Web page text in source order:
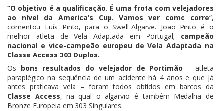
“O objetivo é a qualificação. É uma frota com velejadores
ao nível da America’s Cup. Vamos ver como corre“,
comentou Luís Pinto, para o Swell-Algarve. João Pinto é o
melhor atleta de Vela Adaptada em Portugal; campeão
nacional e vice-campeão europeu de Vela Adaptada na
Classe Access 303 Duplos.
Os bons resultados do velejador de Portimão – atleta
paraplégico na sequência de um acidente há 4 anos e que já
antes praticava vela – foram todos obtidos em barcos da
Classe Access, na qual o algarvio é também Medalha de
Bronze Europeia em 303 Singulares.